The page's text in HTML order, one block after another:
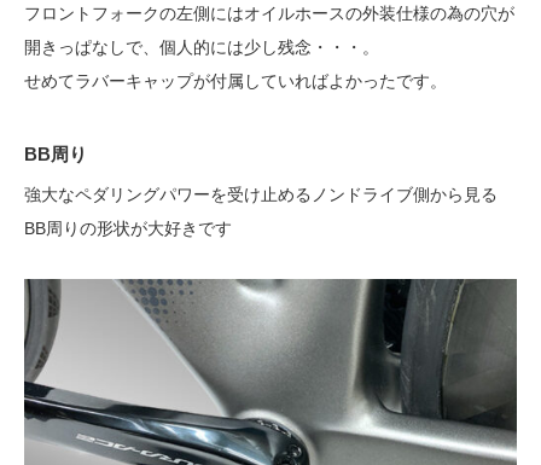
フロントフォークの左側にはオイルホースの外装仕様の為の穴が
開きっぱなしで、個人的には少し残念・・・。
せめてラバーキャップが付属していればよかったです。
BB周り
強大なペダリングパワーを受け止めるノンドライブ側から見る
BB周りの形状が大好きです